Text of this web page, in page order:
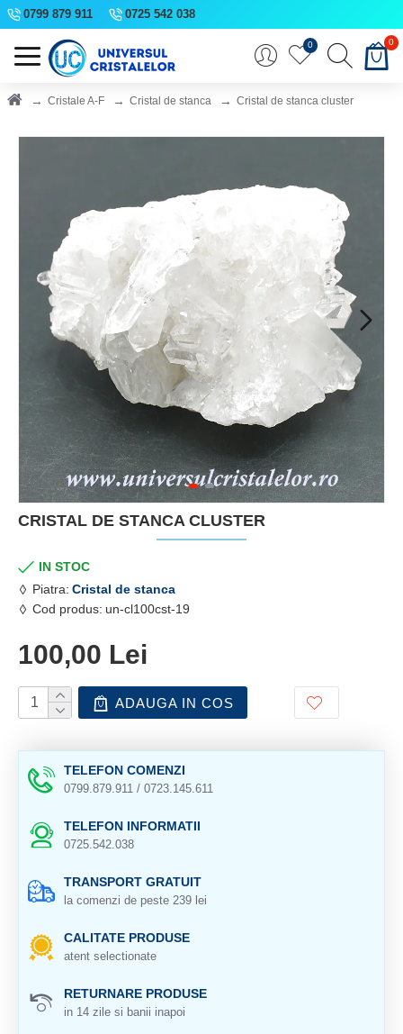
0799 879 911 0725 542 038
0 0
Cristale A-F Cristal de stanca Cristal de stanca cluster
CRISTAL DE STANCA CLUSTER
IN STOC
Piatra: Cristal de stanca
Cod produs: un-cl100cst-19
100,00 Lei
ADAUGA IN COS
TELEFON COMENZI
0799.879.911 / 0723.145.611
TELEFON INFORMATII
0725.542.038
TRANSPORT GRATUIT
la comenzi de peste 239 lei
CALITATE PRODUSE
atent selectionate
RETURNARE PRODUSE
in 14 zile si banii inapoi